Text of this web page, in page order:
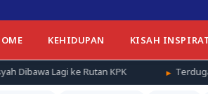
KEHIDUPAN KISAH
Rutan KPK Terduga Pembunuh Bos